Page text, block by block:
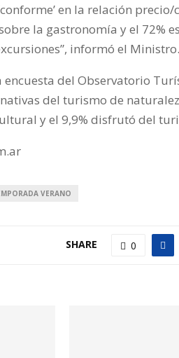
en la relación
la gastronomía y el 72%
informó el Ministro.
encuesta del Observatorio
del turismo de
y el 9,9% disfrutó del
VERANO
SHARE 0